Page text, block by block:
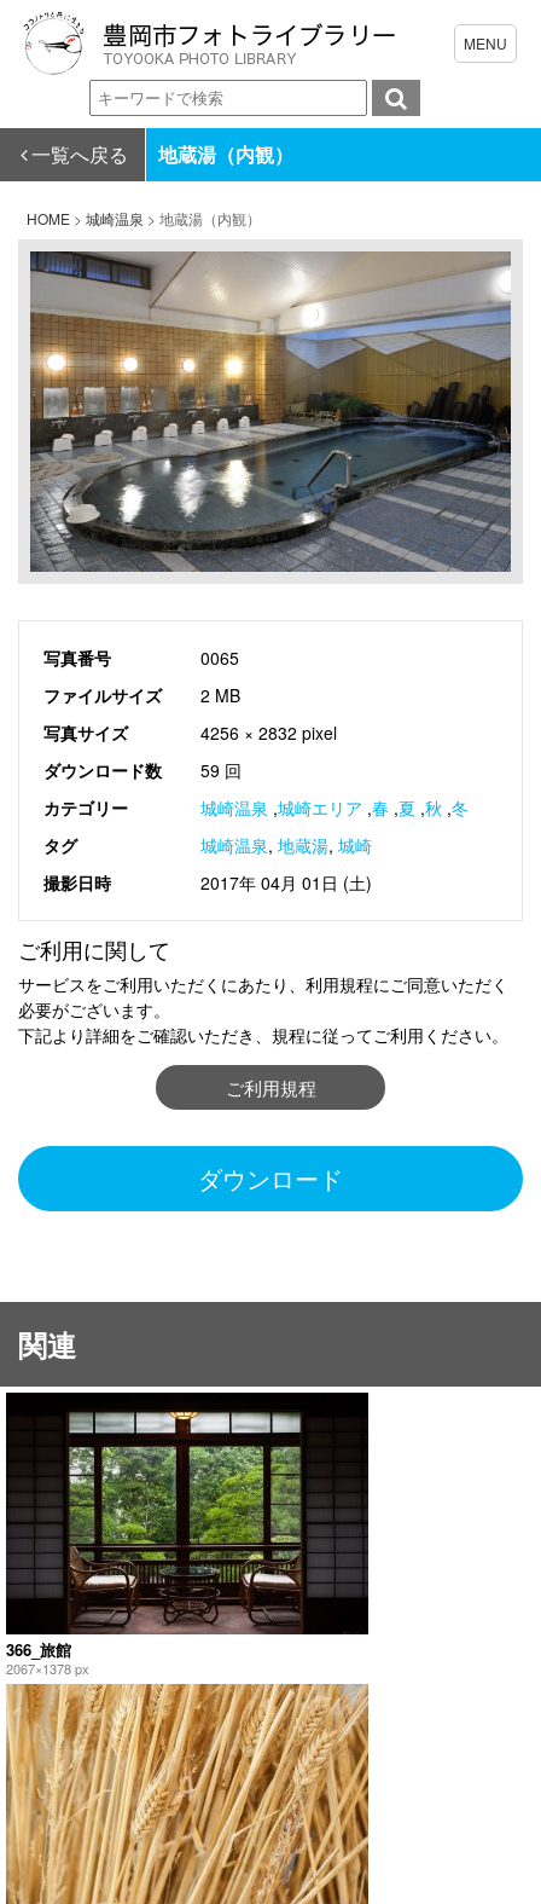
一覧へ戻る 地蔵湯（内観）
HOME > 城崎温泉 > 地蔵湯（内観）
写真番号
0065
ファイルサイズ
2 MB
写真サイズ
4256 × 2832 pixel
ダウンロード数
59 回
カテゴリー
城崎温泉 ,城崎エリア ,春 ,夏 ,秋 ,冬
タグ
城崎温泉, 地蔵湯, 城崎
撮影日時
2017年 04月 01日 (土)
ご利用に関して
サービスをご利用いただくにあたり、利用規程にご同意いただく
必要がございます。
下記より詳細をご確認いただき、規程に従ってご利用ください。
ご利用規程
ダウンロード
関連
366_旅館
2067×1378 px